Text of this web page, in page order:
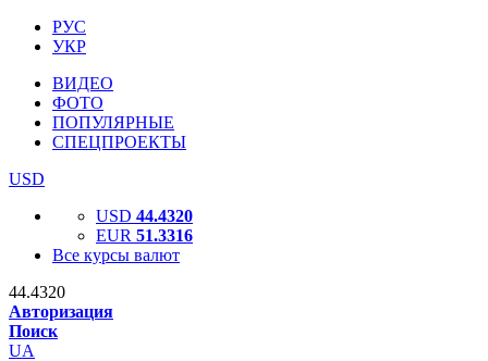
РУС
УКР
ВИДЕО
ФОТО
ПОПУЛЯРНЫЕ
СПЕЦПРОЕКТЫ
USD
USD 44.4320
EUR 51.3316
Все курсы валют
44.4320
Авторизация
Поиск
UA